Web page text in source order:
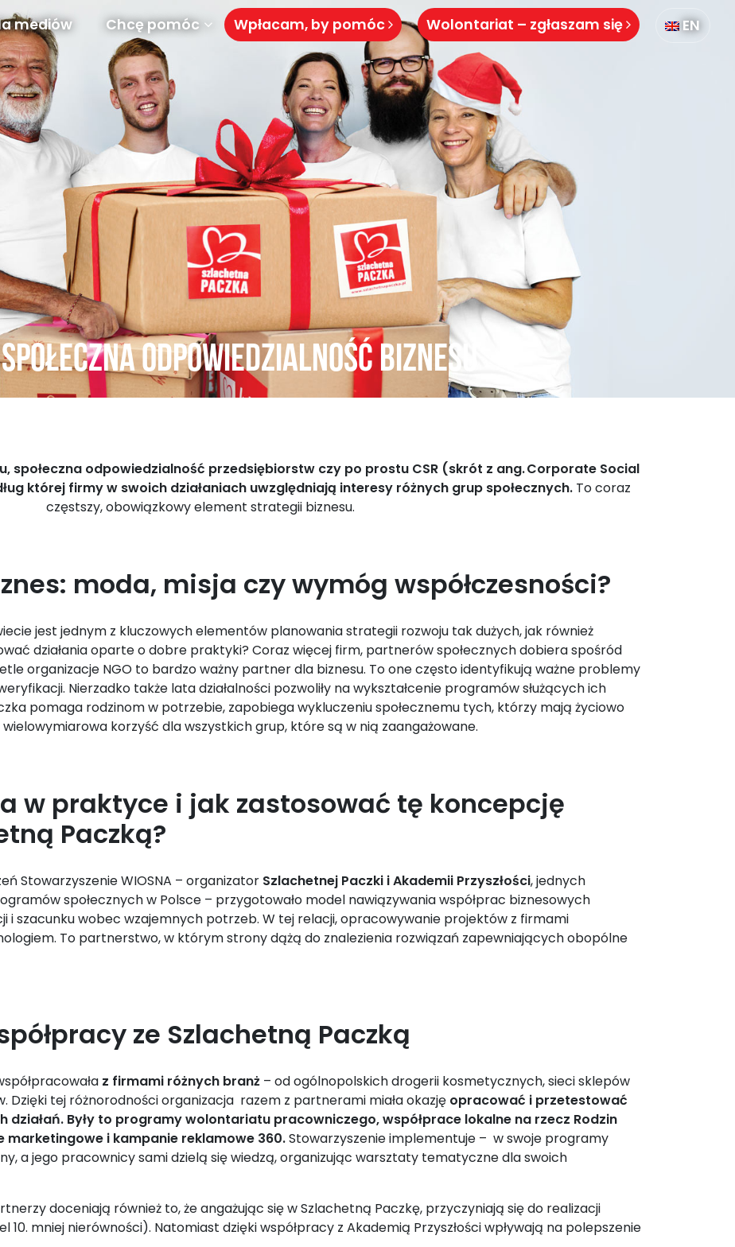
mediów Chcę pomóc Wpłacam, by pomóc Wolontariat – zgłaszam się EN
odpowiedzialność biznesu
społeczna odpowiedzialność przedsiębiorstw czy po prostu CSR (skrót z ang. Corporate Social
której firmy w swoich działaniach uwzględniają interesy różnych grup społecznych. To coraz
częstszy, obowiązkowy element strategii biznesu.
moda, misja czy wymóg współczesności?
jest jednym z kluczowych elementów planowania strategii rozwoju tak dużych, jak również
działania oparte o dobre praktyki? Coraz więcej firm, partnerów społecznych dobiera spośród
organizacje NGO to bardzo ważny partner dla biznesu. To one często identyfikują ważne problemy
Nierzadko także lata działalności pozwoliły na wykształcenie programów służących ich
pomaga rodzinom w potrzebie, zapobiega wykluczeniu społecznemu tych, którzy mają życiowo
wielowymiarowa korzyść dla wszystkich grup, które są w nią zaangażowane.
w praktyce i jak zastosować tę koncepcję
Paczką?
Stowarzyszenie WIOSNA – organizator Szlachetnej Paczki i Akademii Przyszłości, jednych
społecznych w Polsce – przygotowało model nawiązywania współprac biznesowych
i szacunku wobec wzajemnych potrzeb. W tej relacji, opracowywanie projektów z firmami
To partnerstwo, w którym strony dążą do znalezienia rozwiązań zapewniających obopólne
ze Szlachetną Paczką
z firmami różnych branż – od ogólnopolskich drogerii kosmetycznych, sieci sklepów
Dzięki tej różnorodności organizacja razem z partnerami miała okazję opracować i przetestować
Były to programy wolontariatu pracowniczego, współprace lokalne na rzecz Rodzin
marketingowe i kampanie reklamowe 360.Stowarzyszenie implementuje – w swoje programy
a jego pracownicy sami dzielą się wiedzą, organizując warsztaty tematyczne dla swoich
doceniają również to, że angażując się w Szlachetną Paczkę, przyczyniają się do realizacji
10. mniej nierówności). Natomiast dzięki współpracy z Akademią Przyszłości wpływają na polepszenie